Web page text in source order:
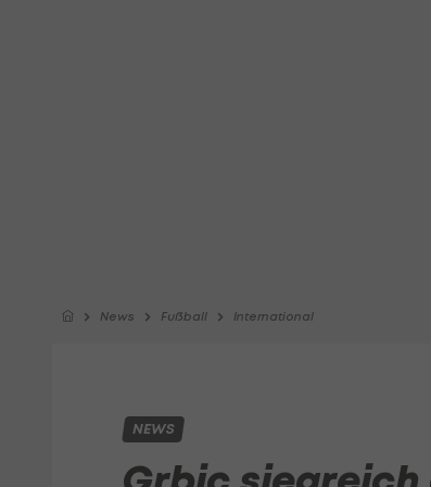
News Fußball International
NEWS